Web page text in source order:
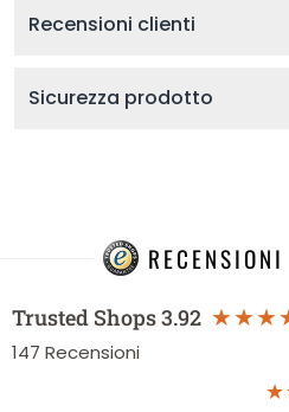
Recensioni clienti
Sicurezza prodotto
Trusted Shops3.92
147 Recensioni